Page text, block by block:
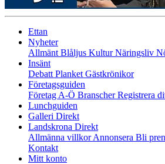
Ettan
Nyheter
Allmänt Blåljus KulturNäringsliv
Insänt
Debatt Planket Gästkrönikor
Företagsguiden
Företag A-Ö BranscherRegistrera
Lunchguiden
Galleri Direkt
Landskrona Direkt
Allmänna villkorAnnonsera Bli
Kontakt
Mitt konto